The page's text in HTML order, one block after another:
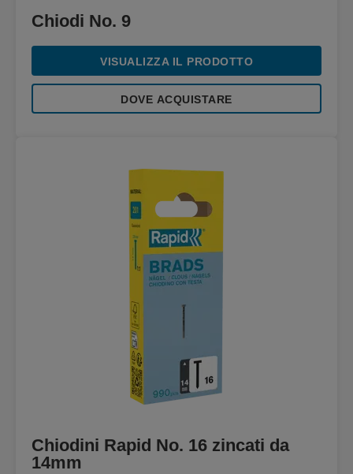
Chiodi No. 9
VISUALIZZA IL PRODOTTO
DOVE ACQUISTARE
Chiodini Rapid No. 16 zincati da
14mm